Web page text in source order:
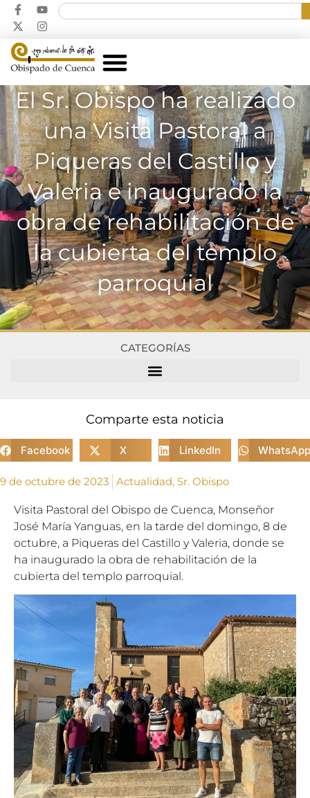
El Sr. Obispo ha realizado
una Visita Pastoral a
Piqueras del Castillo y
Valeria e inaugurado la
obra de rehabilitación de
la cubierta del templo
parroquial
CATEGORÍAS
Comparte esta noticia
Facebook X LinkedIn WhatsApp
9 de octubre de 2023 Actualidad, Sr. Obispo
Visita Pastoral del Obispo de Cuenca, Monseñor
José María Yanguas, en la tarde del domingo, 8 de
octubre, a Piqueras del Castillo y Valeria, donde se
ha inaugurado la obra de rehabilitación de la
cubierta del templo parroquial.